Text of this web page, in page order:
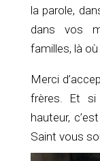
la parole,
dans vos
familles, là où
Merci
frères. Et
hauteur,
Saint vous